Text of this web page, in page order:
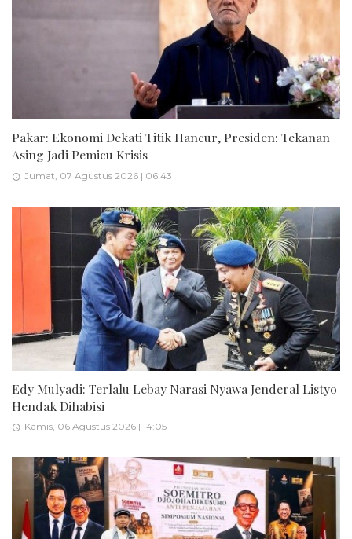
Pakar: Ekonomi Dekati Titik Hancur, Presiden: Tekanan
Asing Jadi Pemicu Krisis
Jumat, 07 Agustus 2026 | 06:43
Edy Mulyadi: Terlalu Lebay Narasi Nyawa Jenderal Listyo
Hendak Dihabisi
Kamis, 06 Agustus 2026 | 14:05